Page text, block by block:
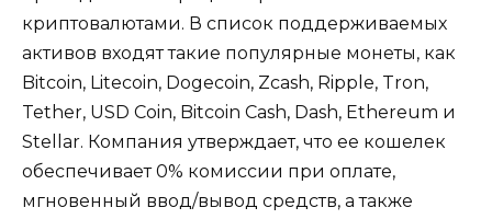
криптовалютами. В список поддерживаемых
активов входят такие популярные монеты, как
Bitcoin, Litecoin, Dogecoin, Zcash, Ripple, Tron,
Tether, USD Coin, Bitcoin Cash, Dash, Ethereum и
Stellar. Компания утверждает, что ее кошелек
обеспечивает 0% комиссии при оплате,
мгновенный ввод/вывод средств, а также